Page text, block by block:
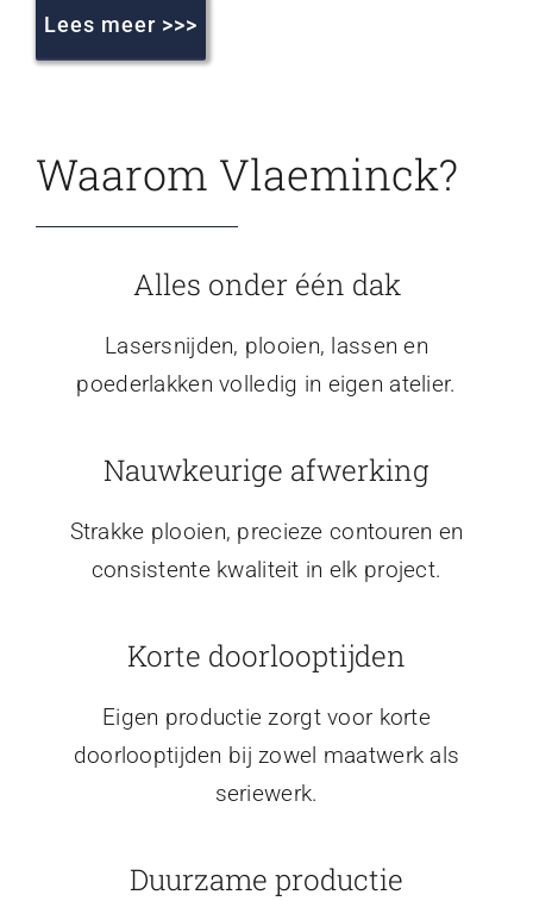
Lees meer >>>
Waarom Vlaeminck?
Alles onder één dak
Lasersnijden, plooien, lassen en
poederlakken volledig in eigen atelier.
Nauwkeurige afwerking
Strakke plooien, precieze contouren en
consistente kwaliteit in elk project.
Korte doorlooptijden
Eigen productie zorgt voor korte
doorlooptijden bij zowel maatwerk als
seriewerk.
Duurzame productie